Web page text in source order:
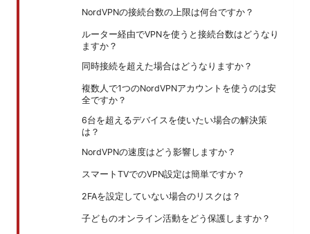
NordVPNの接続台数の上限は何台ですか？
ルーター経由でVPNを使うと接続台数はどうなり
ますか？
同時接続を超えた場合はどうなりますか？
複数人で1つのNordVPNアカウントを使うのは安
全ですか？
6台を超えるデバイスを使いたい場合の解決策
は？
NordVPNの速度はどう影響しますか？
スマートTVでのVPN設定は簡単ですか？
2FAを設定していない場合のリスクは？
子どものオンライン活動をどう保護しますか？